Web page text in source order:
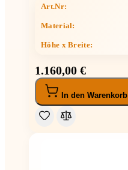
Art.Nr:
Material:
Höhe x Breite:
1.160,00 €
In den Warenkorb